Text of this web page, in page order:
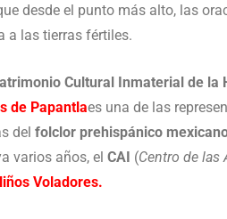
desde el punto más alto, las
a las tierras fértiles.
Cultural Inmaterial de la
de Papantlaes una de las
del folclor prehispánico
varios años, el CAI (Centro de las
Voladores.